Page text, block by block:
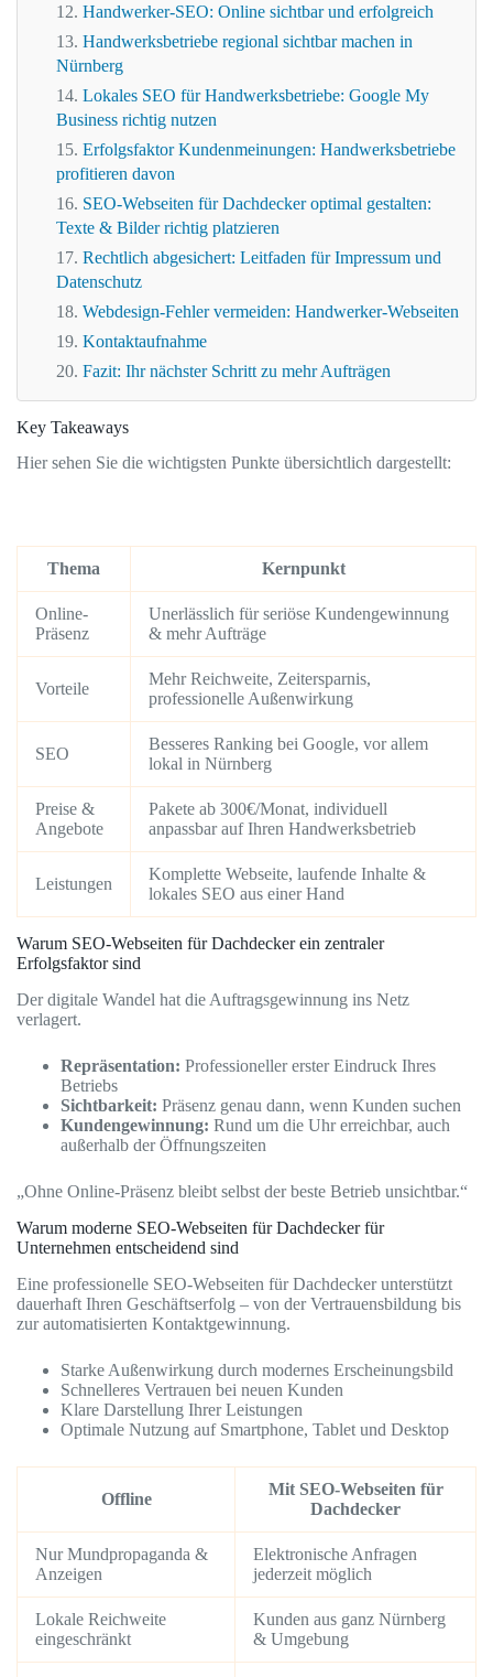
Handwerker-SEO: Online sichtbar und erfolgreich
Handwerksbetriebe regional sichtbar machen in
Nürnberg
Lokales SEO für Handwerksbetriebe: Google My
Business richtig nutzen
Erfolgsfaktor Kundenmeinungen: Handwerksbetriebe
profitieren davon
SEO-Webseiten für Dachdecker optimal gestalten:
Texte & Bilder richtig platzieren
Rechtlich abgesichert: Leitfaden für Impressum und
Datenschutz
Webdesign-Fehler vermeiden: Handwerker-Webseiten
Kontaktaufnahme
Fazit: Ihr nächster Schritt zu mehr Aufträgen
Key Takeaways
Hier sehen Sie die wichtigsten Punkte übersichtlich dargestellt:
Thema Kernpunkt
Online-
Präsenz
Unerlässlich für seriöse Kundengewinnung
& mehr Aufträge
Vorteile
Mehr Reichweite, Zeitersparnis,
professionelle Außenwirkung
SEO
Besseres Ranking bei Google, vor allem
lokal in Nürnberg
Preise &
Angebote
Pakete ab 300€/Monat, individuell
anpassbar auf Ihren Handwerksbetrieb
Leistungen
Komplette Webseite, laufende Inhalte &
lokales SEO aus einer Hand
Warum SEO-Webseiten für Dachdecker ein zentraler
Erfolgsfaktor sind
Der digitale Wandel hat die Auftragsgewinnung ins Netz
verlagert.
Repräsentation: Professioneller erster Eindruck Ihres
Betriebs
Sichtbarkeit: Präsenz genau dann, wenn Kunden suchen
Kundengewinnung: Rund um die Uhr erreichbar, auch
außerhalb der Öffnungszeiten
„Ohne Online-Präsenz bleibt selbst der beste Betrieb unsichtbar.“
Warum moderne SEO-Webseiten für Dachdecker für
Unternehmen entscheidend sind
Eine professionelle SEO-Webseiten für Dachdecker unterstützt
dauerhaft Ihren Geschäftserfolg – von der Vertrauensbildung bis
zur automatisierten Kontaktgewinnung.
Starke Außenwirkung durch modernes Erscheinungsbild
Schnelleres Vertrauen bei neuen Kunden
Klare Darstellung Ihrer Leistungen
Optimale Nutzung auf Smartphone, Tablet und Desktop
Offline
Mit SEO-Webseiten für
Dachdecker
Nur Mundpropaganda &
Anzeigen
Elektronische Anfragen
jederzeit möglich
Lokale Reichweite
eingeschränkt
Kunden aus ganz Nürnberg
& Umgebung